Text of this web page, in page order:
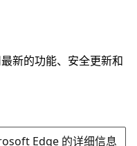
新的功能、安全更新和
Edge 的详细信息